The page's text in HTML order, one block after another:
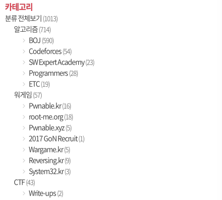
카테고리
분류 전체보기(1013)
알고리즘(714)
BOJ (590)
Codeforces(54)
SW Expert Academy(23)
Programmers(28)
ETC(19)
워게임(57)
Pwnable.kr(16)
root-me.org(18)
Pwnable.xyz(5)
2017 GoN Recruit(1)
Wargame.kr(5)
Reversing.kr(9)
System32.kr(3)
CTF(43)
Write-ups(2)